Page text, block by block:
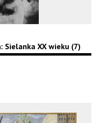
Sielanka XX wieku (7)